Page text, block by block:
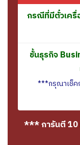
กรณีที่มีตั๋วเค
ชั้นธุรกิจ
***กรุณาเช็ค
*** การันตี 10